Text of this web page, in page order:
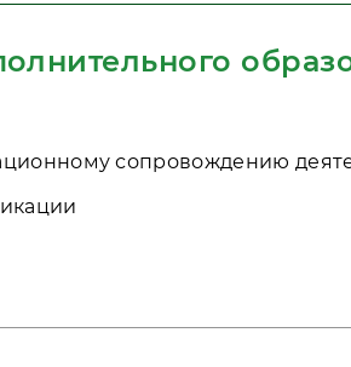
сопровождению